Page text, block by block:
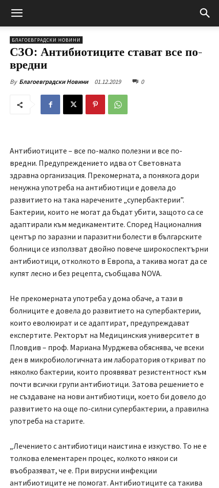
БЛАГОЕВГРАДСКИ НОВИНИ
СЗО: Антибиотиците стават все по-
вредни
By Благоевградски Новини 01.12.2019 0
Антибиотиците – все по-малко полезни и все по-
вредни. Предупреждението идва от Световната
здравна организация. Прекомерната, а понякога дори
ненужна употреба на антибиотици е довела до
развитието на така наречените „супербактерии”.
Бактерии, които не могат да бъдат убити, защото са се
адаптирали към медикаментите. Според Националния
център по заразни и паразитни болести в българските
болници се използват двойно повече широкоспектърни
антибиотици, отколкото в Европа, а такива могат да се
купят лесно и без рецепта, съобщава NOVA.
Не прекомерната употреба у дома обаче, а тази в
болниците е довела до развитието на супербактерии,
които еволюират и се адаптират, предупреждават
експертите. Ректорът на Медицинския университет в
Пловдив – проф. Мариана Мурджева обяснява, че всеки
ден в микробиологичната им лаборатория откриват по
няколко бактерии, които проявяват резистентност към
почти всички групи антибиотици. Затова решението е
не създаване на нови антибиотици, което би довело до
развитието на още по-силни супербактерии, а правилна
употреба на старите.
„Лечението с антибиотици наистина е изкуство. То не е
толкова елементарен процес, колкото някои си
въобразяват, че е. При вирусни инфекции
антибиотиците не помогат. Антибиотиците са такива